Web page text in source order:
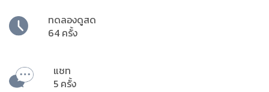
ทดลองดูสด
64 ครั้ง
แชท
5 ครั้ง